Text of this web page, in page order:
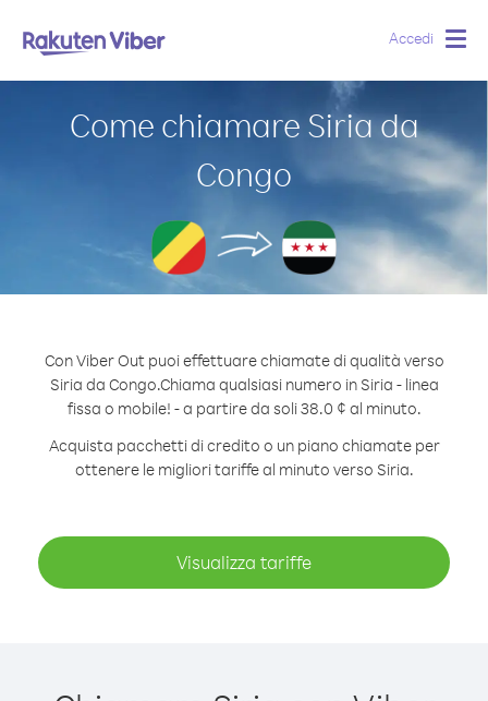
Accedi
Come chiamare Siria da
Congo
Con Viber Out puoi effettuare chiamate di qualità verso
Siria da Congo.Chiama qualsiasi numero in Siria - linea
fissa o mobile! - a partire da soli 38.0 ¢ al minuto.
Acquista pacchetti di credito o un piano chiamate per
ottenere le migliori tariffe al minuto verso Siria.
Visualizza tariffe